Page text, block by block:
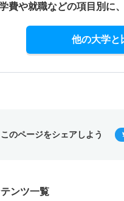
費や就職などの項目別に、
他の大学と
このページをシェアしよう
ンツ一覧